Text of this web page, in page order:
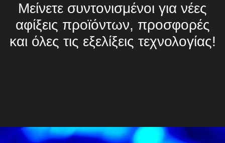
Μείνετε συντονισμένοι για νέες
αφίξεις προϊόντων, προσφορές
και όλες τις εξελίξεις τεχνολογίας!